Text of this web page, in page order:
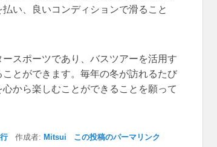
い、良いコンディションで滑ること
スポーツであり、バスツアーを活用す
とができます。毎年の冬が訪れるたび
から楽しむことができることを願って
作成者: Mitsui この投稿のパーマリンク